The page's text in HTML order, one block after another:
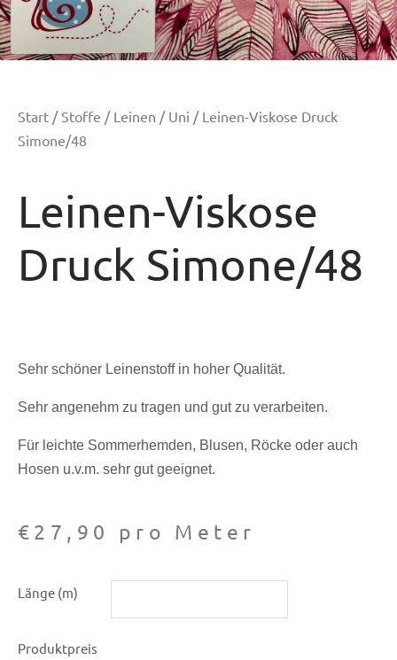
Start / Stoffe / Leinen / Uni / Leinen-Viskose Druck
Simone/48
Leinen-Viskose
Druck Simone/48
Sehr schöner Leinenstoff in hoher Qualität.
Sehr angenehm zu tragen und gut zu verarbeiten.
Für leichte Sommerhemden, Blusen, Röcke oder auch
Hosen u.v.m. sehr gut geeignet.
€ 27,90 pro Meter
Länge (m)
Produktpreis
Viskose
Simone/48